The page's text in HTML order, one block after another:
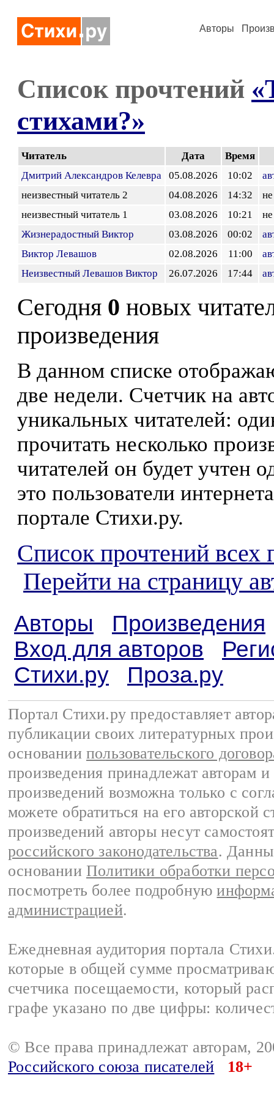
Авторы
Список прочтений
стихами?»
Читатель Дата
Время
Дмитрий Александров Келевра
05.08.2026 10:02
неизвестный читатель 2
04.08.2026 14:32
неизвестный читатель 1
03.08.2026 10:21
Жизнерадостный Виктор
03.08.2026 00:02
Виктор Левашов
02.08.2026 11:00
Неизвестный Левашов Виктор
26.07.2026 17:44
Сегодня 0 новых
произведения
В данном списке
две недели. Счетчик на
уникальных читателей:
прочитать несколько
читателей он будет учтен
это пользователи
портале Стихи.ру.
Список прочтений всех
Перейти на страницу
Авторы
Произведения
Вход для авторов
Стихи.ру
Проза.ру
Портал Стихи.ру предоставляет
публикации своих литературных
основании пользовательского
произведения принадлежат авторам
произведений возможна только с
можете обратиться на его авторской
произведений авторы несут
российского законодательства.
основании Политики обработки
посмотреть более подробную
администрацией.
Ежедневная аудитория портала
которые в общей сумме
счетчика посещаемости, который
графе указано по две цифры:
© Все права принадлежат авторам,
Российского союза писателей
18+